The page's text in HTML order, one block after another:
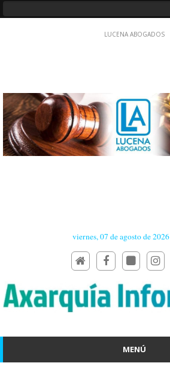
viernes, 07 de agosto de 2026
MENÚ